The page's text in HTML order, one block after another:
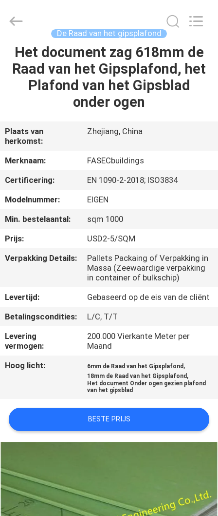
HUIS
PRODUCTEN
ONS
FABRIEKSREIS
KWALITEITSCONTROLE
CONTACTEER
ONS
GEVALLEN
VERZOEK
OM EEN
CITAAT
PRIVACY
POLICY
FASEC
Buildings
De Raad van het gipsplafond
Het document zag 618mm de
Raad van het Gipsplafond, het
Plafond van het Gipsblad
onder ogen
Plaats van
herkomst:
Zhejiang, China
Merknaam:
FASECbuildings
Certificering:
EN 1090-2-2018; ISO3834
Modelnummer:
EIGEN
Min. bestelaantal:
sqm 1000
Prijs:
USD2-5/SQM
Verpakking Details:
Pallets Packaing of Verpakking in
Massa (Zeewaardige verpakking
in container of bulkschip)
Levertijd:
Gebaseerd op de eis van de cliënt
Betalingscondities:
L/C, T/T
Levering
vermogen:
200.000 Vierkante Meter per
Maand
Hoog licht:
6mm de Raad van het Gipsplafond ,
18mm de Raad van het Gipsplafond ,
Het document Onder ogen gezien plafond
van het gipsblad
BESTE PRIJS